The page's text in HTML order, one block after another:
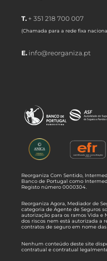
T. + 351 218 700 007
(Chamada para a rede fixa
E. info@reorganiza.pt
Reorganiza Com Sentido,
Banco de Portugal como
Registo número 0000304.
Reorganiza Agora, Mediador de
categoria de Agente de Seguros
autorização para os ramos Vida e
dos riscos nem está autorizada a
contratos de seguro em nome
Nenhum conteúdo deste site
contratual e contratual